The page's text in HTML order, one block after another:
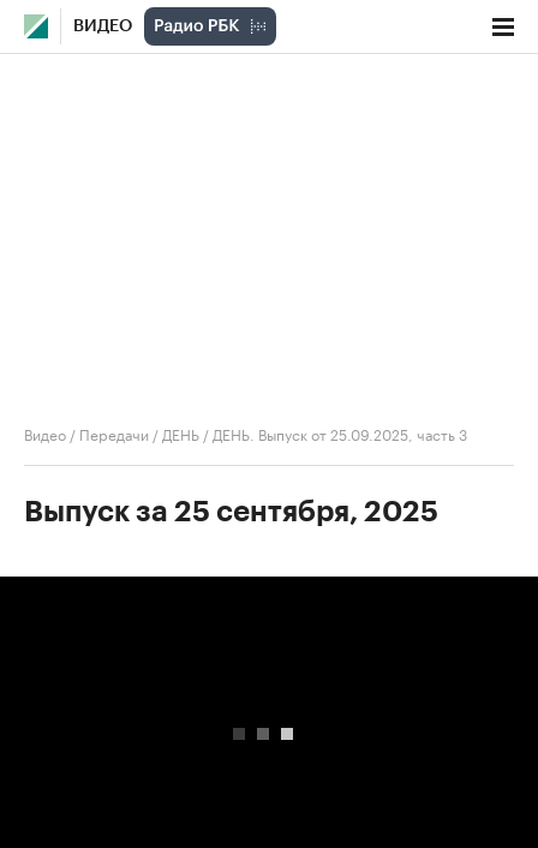
ВИДЕО
Видео / Передачи / ДЕНЬ / ДЕНЬ. Выпуск от 25.09.2025, часть 3
Выпуск за 25 сентября, 2025